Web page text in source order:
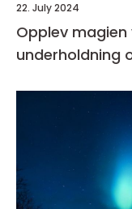
22. July 2024
Opplev magien
underholdning